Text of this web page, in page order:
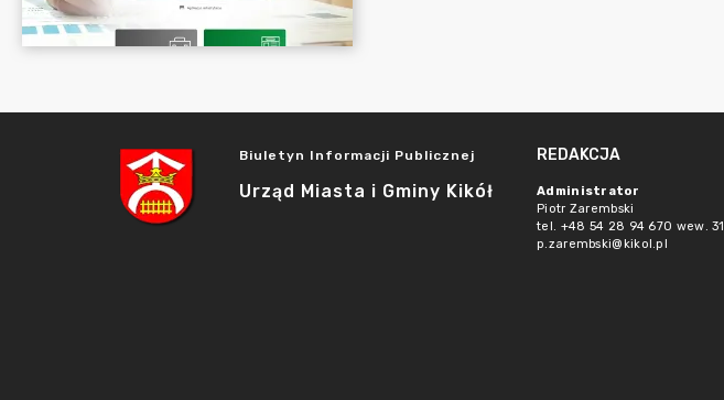
Biuletyn Informacji Publicznej
Urząd Miasta i Gminy Kikół
REDAKCJA
Administrator
Piotr Zarembski
tel. +48 54 28 94 670 wew. 31
p.zarembski@kikol.pl